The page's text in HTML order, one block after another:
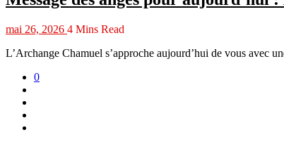
mai 26, 2026 4 Mins Read
L’Archange Chamuel s’approche aujourd’hui de vous avec
0